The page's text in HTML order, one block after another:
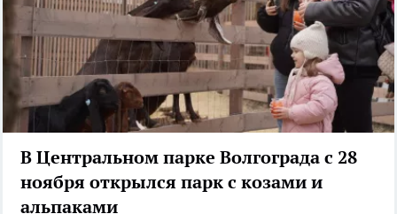
В Центральном парке Волгограда с 28
ноября открылся парк с козами и
альпаками